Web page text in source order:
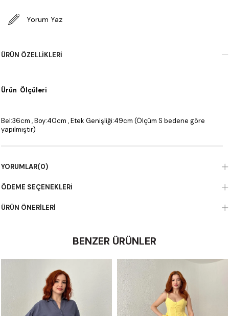
Yorum Yaz
ÜRÜN ÖZELLIKLERI
Ürün Ölçüleri
Bel:36cm , Boy:40cm , Etek Genişliği:49cm (Ölçüm S bedene göre
yapılmıştır)
YORUMLAR(0)
ÖDEME SEÇENEKLERI
ÜRÜN ÖNERILERI
BENZER ÜRÜNLER